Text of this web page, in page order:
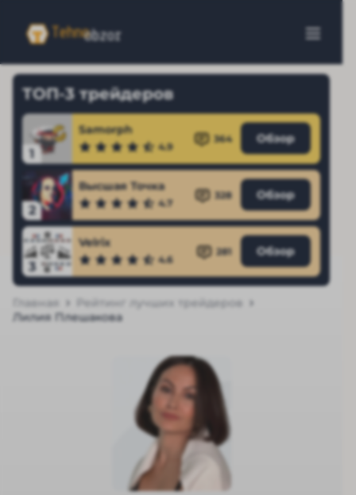
ТОП-3 трейдеров
1
Samorph
4.9
364 Обзор
2
Высшая Точка
4.7
328 Обзор
3
Velrix
4.6
281 Обзор
Главная
Рейтинг лучших трейдеров
Лилия Плешакова